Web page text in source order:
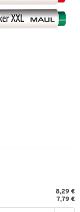
8,29 €
7,79 €